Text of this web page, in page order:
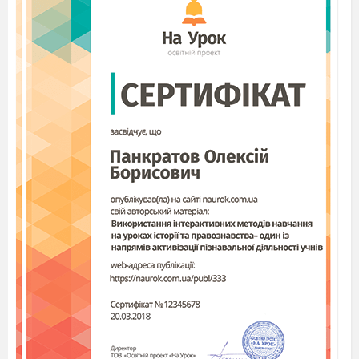
вам запам`ятались найбільше?Молодці.Про типи
ми з вами вже говорили,а які ж бувають стилі?
Опис приміщення може бути складений у
науковому
художньомустилях.
науковому
його розмір, форму, освітлення, колір стін, про
наявні в ньому предмети з вказівкою на місце їх
розташування подається безсторонньо, ставлення
автора до описаного не висловлюється. Мета
такого опису – точність і конкретність. Слова
вживаються тільки в прямому значенні.
У
художньомуописі передано ставлення
автора до описаного приміщення. Нерідко автор
описує приміщення через сприйняття котрогось із
героїв твору. Мета художнього опису приміщення
– викликати певне ставлення до нього та до
людини, яка тут мешкає або працює. У такому
описі всебічно використовуються художні засоби.
У художній описах приміщення нерідко
використовується уособлення – меблі та речі
„олюднюються”. Так вони докладніше й повніше
можуть „розповісти” про життя своїх господарів.
Вчитель:от і опис приміщення може бути